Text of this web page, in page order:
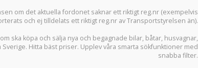
om det aktuella fordonet saknar ett riktigt reg.nr (exempelvis
och ej tilldelats ett riktigt reg.nr av Transportstyrelsen än).
ska köpa och sälja nya och begagnade bilar, båtar, husvagnar,
Hitta bäst priser. Upplev våra smarta sökfunktioner med
snabba filter.